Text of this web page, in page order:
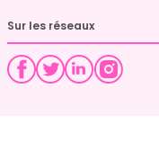
Sur les réseaux